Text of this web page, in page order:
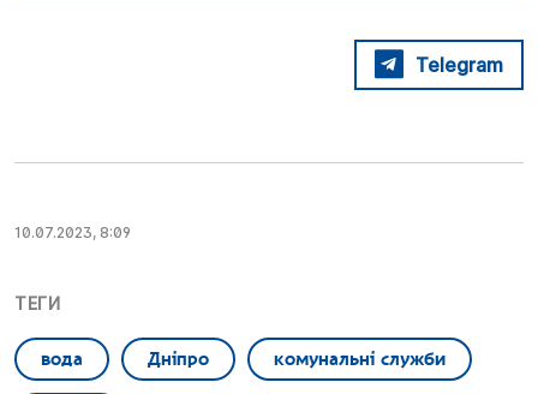
Telegram
10.07.2023, 8:09
ТЕГИ
вода Дніпро комунальні служби